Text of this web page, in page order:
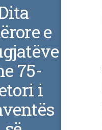
e
75-
i